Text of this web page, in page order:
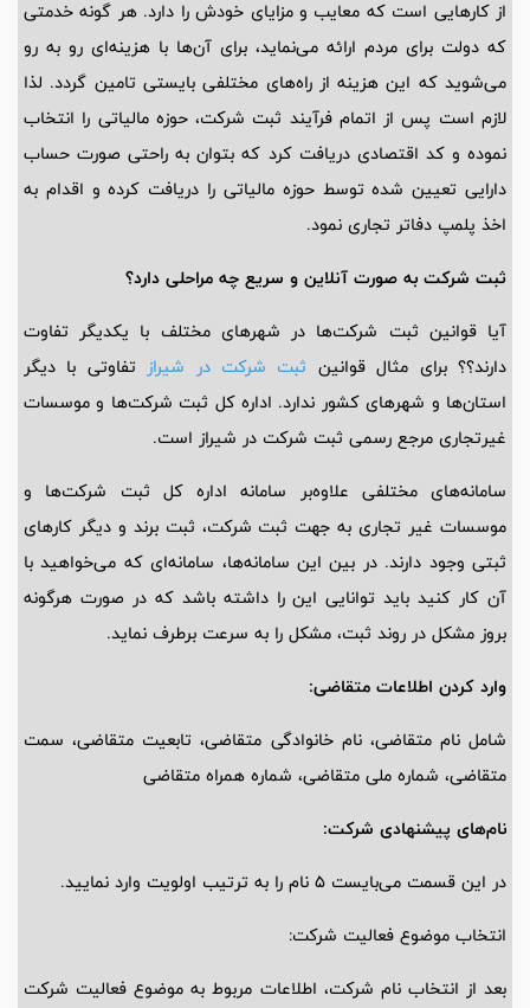
از کارهایی است که معایب و مزایای خودش را دارد. هر گونه خدمتی
که دولت برای مردم ارائه می‌نماید، برای آن‌ها با هزینه‌ای رو به رو
می‌شوید که این هزینه از راه‌های مختلفی بایستی تامین گردد. لذا
لازم است پس از اتمام فرآیند ثبت شرکت، حوزه مالیاتی را انتخاب
نموده و کد اقتصادی دریافت کرد که بتوان به راحتی صورت حساب
دارایی تعیین شده توسط حوزه مالیاتی را دریافت کرده و اقدام به
اخذ پلمپ دفاتر تجاری نمود.
ثبت شرکت به صورت آنلاین و سریع چه مراحلی دارد؟
آیا قوانین ثبت شرکت‌ها در شهرهای مختلف با یکدیگر تفاوت
دارند؟؟ برای مثال قوانین ثبت شرکت در شیرازتفاوتی با دیگر
استان‌ها و شهرهای کشور ندارد. اداره کل ثبت شرکت‌ها و موسسات
غیرتجاری مرجع رسمی ثبت شرکت در شیراز است.
سامانه‌های مختلفی علاوه‌بر سامانه اداره کل ثبت شرکت‌ها و
موسسات غیر تجاری به جهت ثبت شرکت، ثبت برند و دیگر کارهای
ثبتی وجود دارند. در بین این سامانه‌ها، سامانه‌ای که می‌خواهید با
آن کار کنید باید توانایی این را داشته باشد که در صورت هرگونه
بروز مشکل در روند ثبت، مشکل را به سرعت برطرف نماید.
وارد کردن اطلاعات متقاضی:
شامل نام متقاضی، نام خانوادگی متقاضی، تابعیت متقاضی، سمت
متقاضی، شماره ملی متقاضی، شماره همراه متقاضی
نام‌های پیشنهادی شرکت:
در این قسمت می‌بایست ۵ نام را به ترتیب اولویت وارد نمایید.
انتخاب موضوع فعالیت شرکت:
بعد از انتخاب نام شرکت، اطلاعات مربوط به موضوع فعالیت شرکت